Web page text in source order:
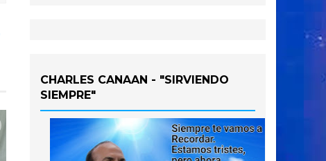
CHARLES CANAAN - "SIRVIENDO
SIEMPRE"